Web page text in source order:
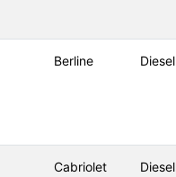
Berline Diesel
Cabriolet Diesel